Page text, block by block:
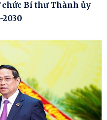
Bí thư Thành ủy